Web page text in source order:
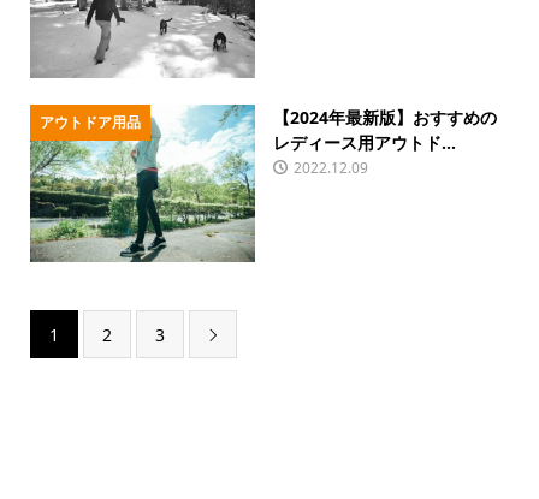
アウトドア用品
【2024年最新版】おすすめの
レディース用アウトド...
2022.12.09
1 2 3 